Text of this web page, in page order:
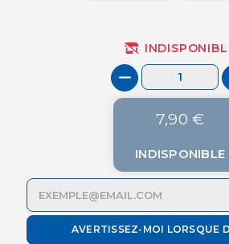
7,90 €
INDISPONIBLE
AVERTISSEZ-MOI LORSQUE